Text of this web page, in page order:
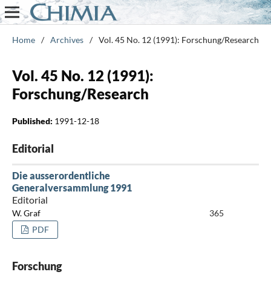
Home / Archives / Vol. 45 No. 12 (1991): Forschung/Research
Vol. 45 No. 12 (1991):
Forschung/Research
Published: 1991-12-18
Editorial
Die ausserordentliche
Generalversammlung 1991
Editorial
W. Graf
365
PDF
Forschung